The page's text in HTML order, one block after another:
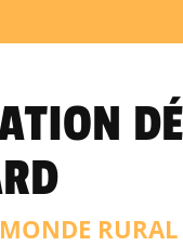
RURAL